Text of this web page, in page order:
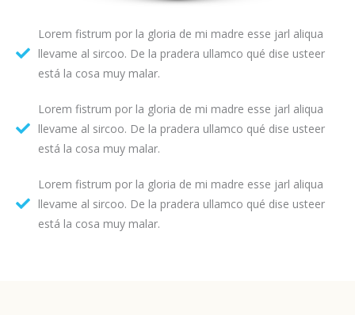
Lorem fistrum por la gloria de mi madre esse jarl aliqua
llevame al sircoo. De la pradera ullamco qué dise usteer
está la cosa muy malar.
Lorem fistrum por la gloria de mi madre esse jarl aliqua
llevame al sircoo. De la pradera ullamco qué dise usteer
está la cosa muy malar.
Lorem fistrum por la gloria de mi madre esse jarl aliqua
llevame al sircoo. De la pradera ullamco qué dise usteer
está la cosa muy malar.